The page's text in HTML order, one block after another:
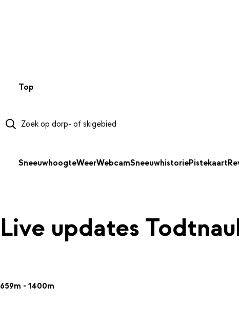
Top 50
SneeuwhoogteWeerWebcamSneeuwhistoriePistekaart
Live updates
659m - 1400m